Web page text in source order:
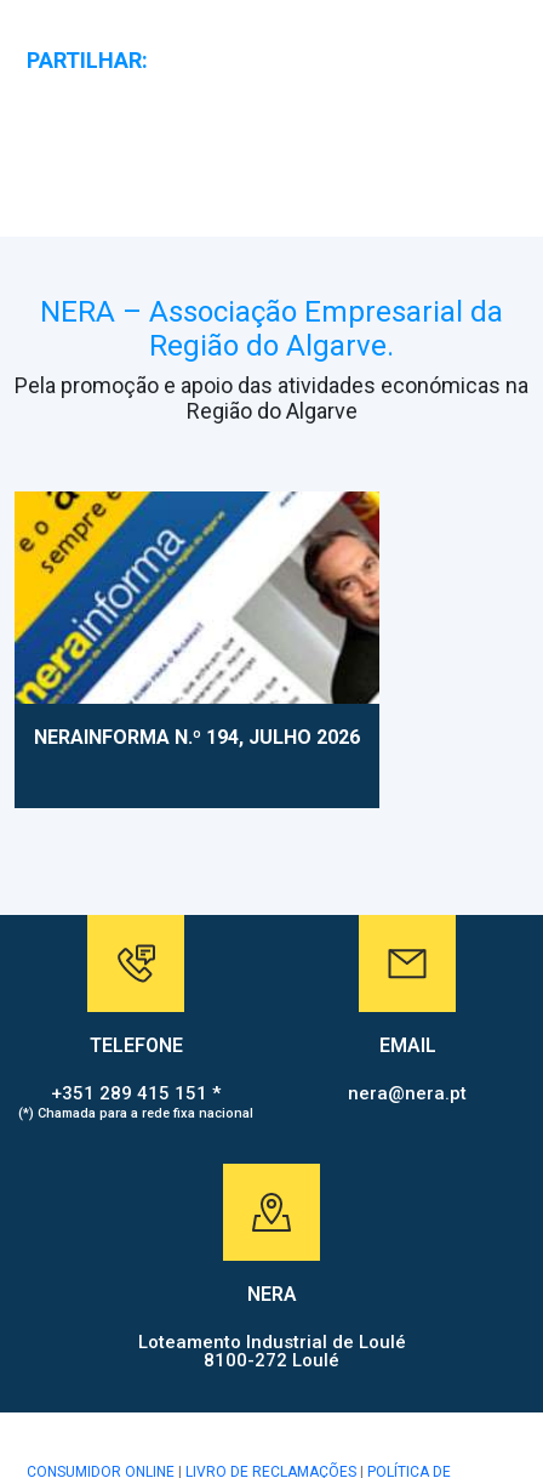
PARTILHAR:
NERA – Associação Empresarial da
Região do Algarve.
Pela promoção e apoio das atividades económicas na
Região do Algarve
NERAINFORMA N.º 194, JULHO 2026
TELEFONE
+351 289 415 151 *
(*) Chamada para a rede fixa nacional
EMAIL
nera@nera.pt
NERA
Loteamento Industrial de Loulé
8100-272 Loulé
CONSUMIDOR ONLINE LIVRO DE RECLAMAÇÕES POLÍTICA DE